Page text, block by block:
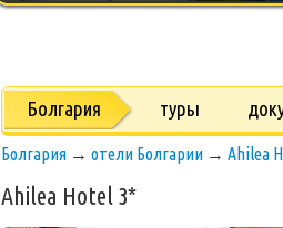
Болгария туры
Болгария → отели Болгарии → Ahilea
Ahilea Hotel 3*